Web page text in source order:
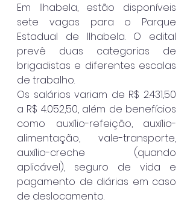
Em Ilhabela, estão disponíveis
sete vagas para o Parque
Estadual de Ilhabela. O edital
prevê duas categorias de
brigadistas e diferentes escalas
de trabalho.
Os salários variam de R$ 2.431,50
a R$ 4.052,50, além de benefícios
como auxílio-refeição, auxílio-
alimentação, vale-transporte,
auxílio-creche (quando
aplicável), seguro de vida e
pagamento de diárias em caso
de deslocamento.